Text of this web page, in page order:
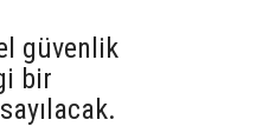
güvenlik
bir